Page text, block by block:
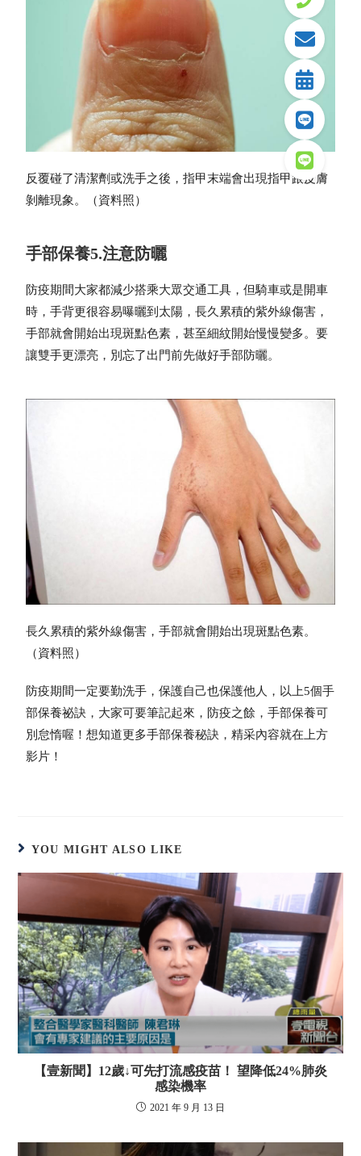
反覆碰了清潔劑或洗手之後，指甲末端會出現指甲跟皮膚
剝離現象。（資料照）
手部保養5.注意防曬
防疫期間大家都減少搭乘大眾交通工具，但騎車或是開車
時，手背更很容易曝曬到太陽，長久累積的紫外線傷害，
手部就會開始出現斑點色素，甚至細紋開始慢慢變多。要
讓雙手更漂亮，別忘了出門前先做好手部防曬。
長久累積的紫外線傷害，手部就會開始出現斑點色素。
（資料照）
防疫期間一定要勤洗手，保護自己也保護他人，以上5個手
部保養祕訣，大家可要筆記起來，防疫之餘，手部保養可
別怠惰喔！想知道更多手部保養秘訣，精采內容就在上方
影片！
YOU MIGHT ALSO LIKE
【壹新聞】12歲↓可先打流感疫苗！ 望降低24%肺炎
感染機率
2021 年 9 月 13 日